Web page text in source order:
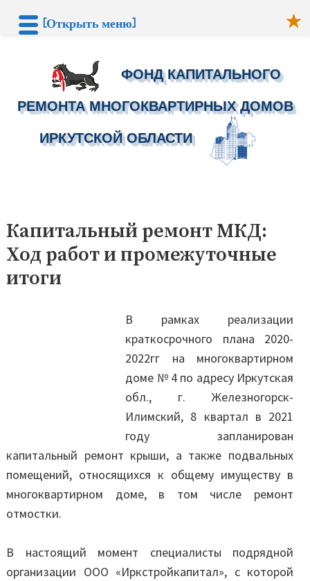
ФОНД КАПИТАЛЬНОГО
РЕМОНТА МНОГОКВАРТИРНЫХ ДОМОВ
ИРКУТСКОЙ ОБЛАСТИ
содержимому
Капитальный ремонт МКД:
Ход работ и промежуточные
итоги
В рамках реализации
краткосрочного плана 2020-
2022гг на многоквартирном
доме № 4 по адресу Иркутская
обл., г. Железногорск-
Илимский, 8 квартал в 2021
году запланирован
капитальный ремонт крыши, а также подвальных
помещений, относящихся к общему имуществу в
многоквартирном доме, в том числе ремонт
отмостки.
В настоящий момент специалисты подрядной
организации ООО «Иркстройкапитал», с которой
[Открыть меню]